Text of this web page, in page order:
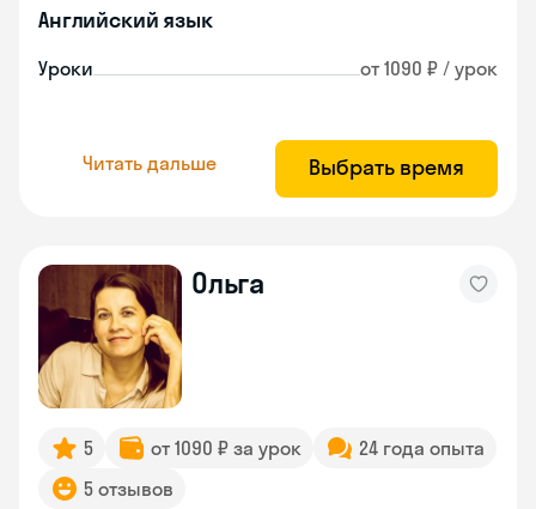
Английский язык
Уроки от 1090 ₽ / урок
Читать дальше Выбрать время
Ольга
5 от 1090 ₽ за урок
24 года опыта
5 отзывов